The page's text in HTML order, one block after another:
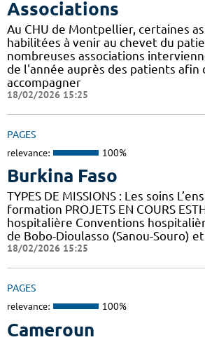
Associations
Au CHU de Montpellier, certaines
habilitées à venir au chevet du
nombreuses associations
de l'année auprès des patients afin
accompagner
18/02/2026 15:25
PAGES
relevance: 100%
Burkina Faso
TYPES DE MISSIONS : Les soins
formation PROJETS EN COURS
hospitalière Conventions
de Bobo-Dioulasso (Sanou-Souro)
18/02/2026 15:25
PAGES
relevance: 100%
Cameroun